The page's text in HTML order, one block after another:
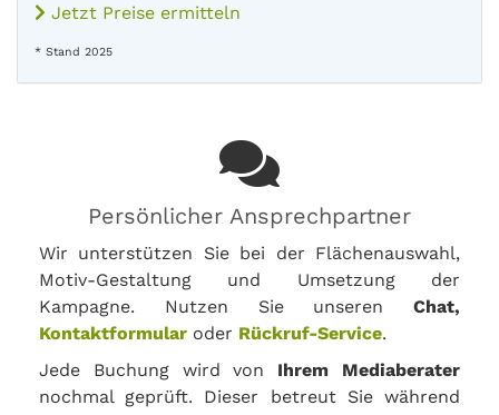
Jetzt Preise ermitteln
* Stand 2025
Persönlicher Ansprechpartner
Wir unterstützen Sie bei der Flächenauswahl,
Motiv-Gestaltung und Umsetzung der
Kampagne. Nutzen Sie unseren Chat,
Kontaktformular oder Rückruf-Service.
Jede Buchung wird von Ihrem Mediaberater
nochmal geprüft. Dieser betreut Sie während